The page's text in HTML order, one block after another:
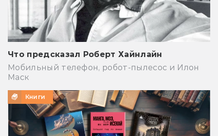
Что предсказал Роберт Хайнлайн
Мобильный телефон, робот-пылесос и Илон
Маск
Книги